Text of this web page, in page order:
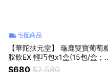
宅配商品
【華陀扶元堂】 龜鹿雙寶葡萄
胺飲EX 輕巧包x1盒(15包/盒；2
2ml/包)年節禮盒/送禮
$680 $2,580